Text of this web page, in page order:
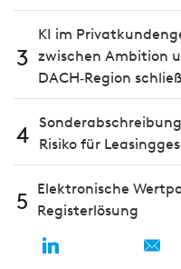
3
KI im
zwischen Ambition
DACH‑Region
4
Risiko für
5
Elektronische
Registerlösung